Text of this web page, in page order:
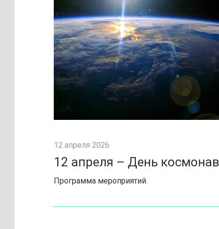
12 апреля 2026
12 апреля – День
Программа мероприятий.